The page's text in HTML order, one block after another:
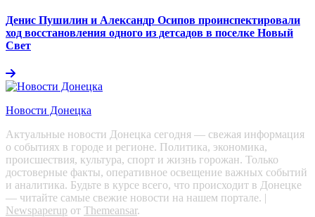
Денис Пушилин и Александр Осипов проинспектировали
ход восстановления одного из детсадов в поселке Новый
Свет
Новости Донецка
Актуальные новости Донецка сегодня — свежая информация
о событиях в городе и регионе. Политика, экономика,
происшествия, культура, спорт и жизнь горожан. Только
достоверные факты, оперативное освещение важных событий
и аналитика. Будьте в курсе всего, что происходит в Донецке
— читайте самые свежие новости на нашем портале. |
Newspaperup от Themeansar.